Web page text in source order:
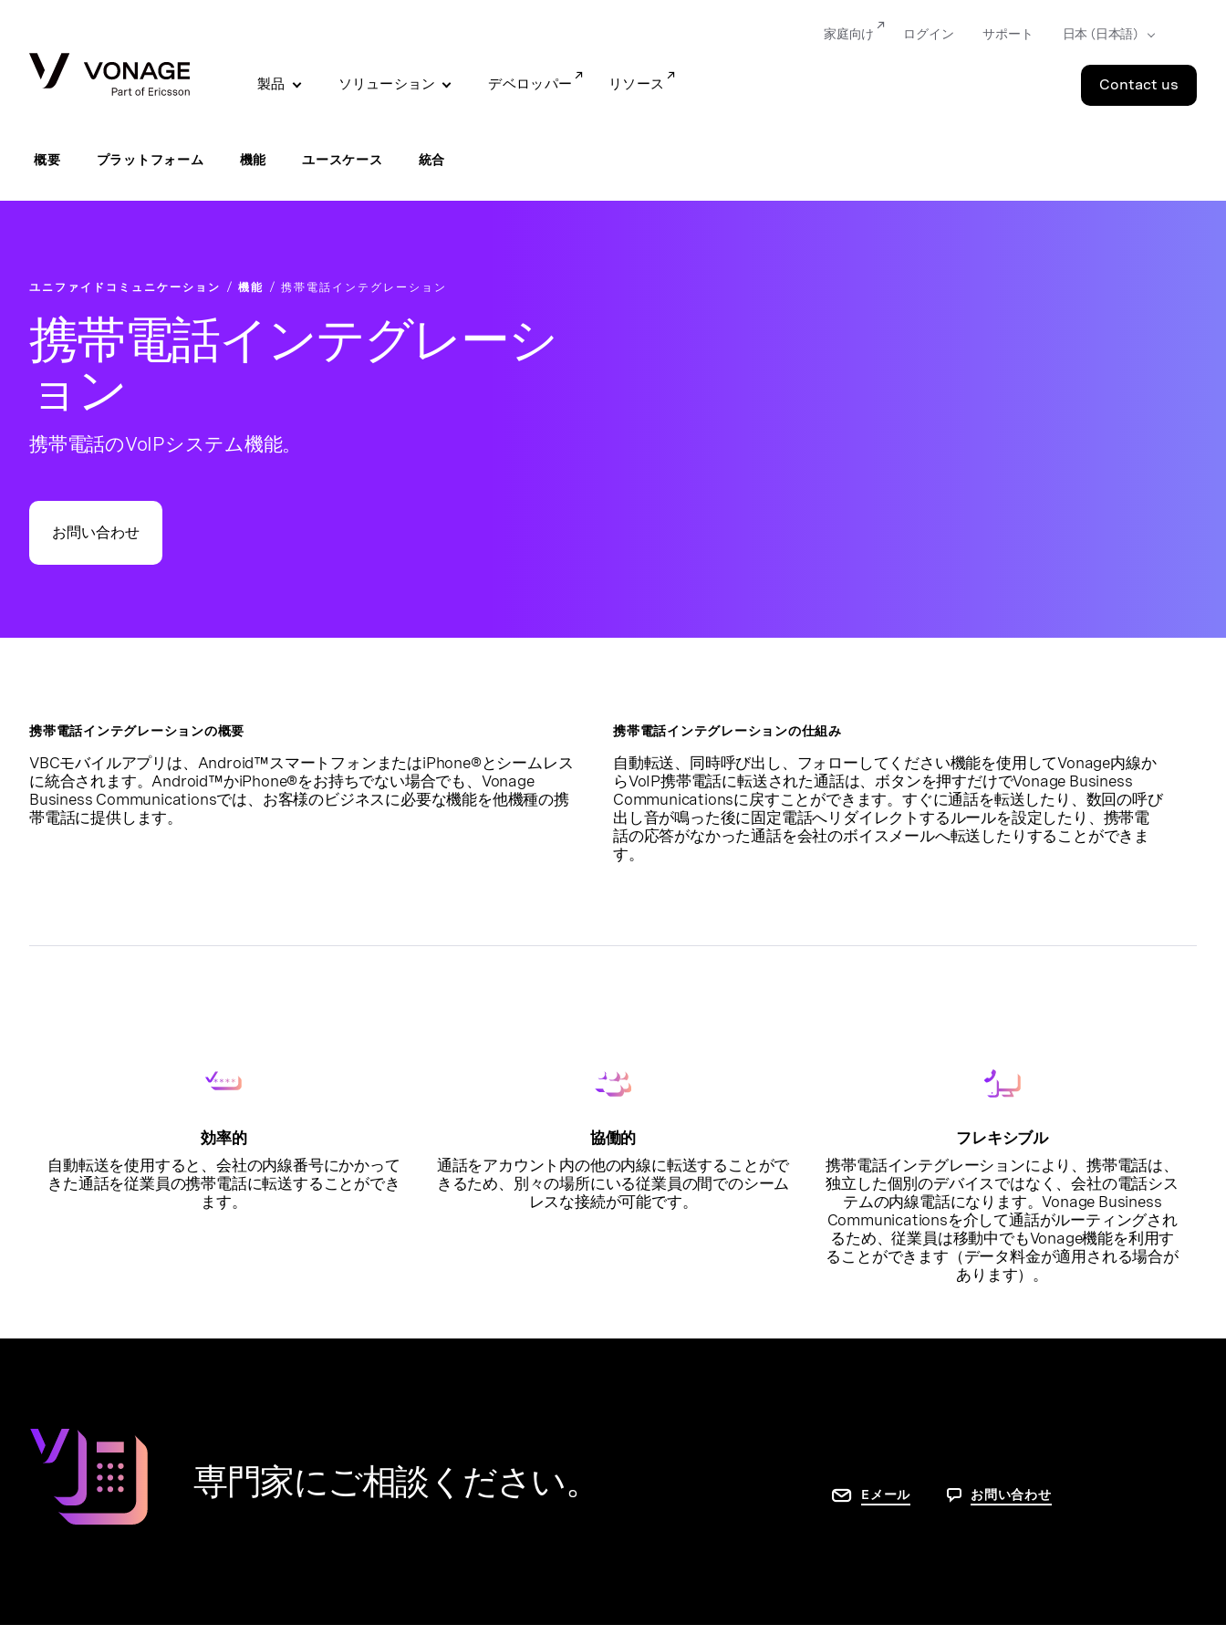
製品 ソリューション デベロッパー リソース Contact us
家庭向け ログイン サポート
概要 プラットフォーム 機能 ユースケース 統合
ユニファイドコミュニケーション 機能 携帯電話インテグレーション
携帯電話インテグレーシ
ョン
携帯電話のVoIPシステム機能。
お問い合わせ
携帯電話インテグレーションの概要
VBCモバイルアプリは、Android™スマートフォンまたはiPhone®とシームレス
に統合されます。Android™かiPhone®をお持ちでない場合でも、Vonage
Business Communicationsでは、お客様のビジネスに必要な機能を他機種の携
帯電話に提供します。
携帯電話インテグレーションの仕組み
自動転送、同時呼び出し、フォローしてください機能を使用してVonage内線か
らVoIP携帯電話に転送された通話は、ボタンを押すだけでVonage Business
Communicationsに戻すことができます。すぐに通話を転送したり、数回の呼び
出し音が鳴った後に固定電話へリダイレクトするルールを設定したり、携帯電
話の応答がなかった通話を会社のボイスメールへ転送したりすることができま
す。
効率的
自動転送を使用すると、会社の内線番号にかかって
きた通話を従業員の携帯電話に転送することができ
ます。
協働的
通話をアカウント内の他の内線に転送することがで
きるため、別々の場所にいる従業員の間でのシーム
レスな接続が可能です。
フレキシブル
携帯電話インテグレーションにより、携帯電話は、
独立した個別のデバイスではなく、会社の電話シス
テムの内線電話になります。Vonage Business
Communicationsを介して通話がルーティングされ
るため、従業員は移動中でもVonage機能を利用す
ることができます（データ料金が適用される場合が
あります）。
専門家にご相談ください。 Eメール お問い合わせ